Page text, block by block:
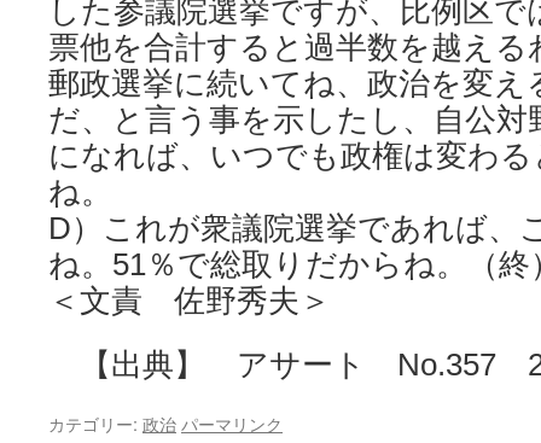
した参議院選挙ですが、比例区で
票他を合計すると過半数を越え
郵政選挙に続いてね、政治を変
だ、と言う事を示したし、自公
になれば、いつでも政権は変わ
ね。
D）これが衆議院選挙であれば、
ね。51％で総取りだからね。（終
＜文責 佐野秀夫＞
【出典】 アサート No.357
カテゴリー: 政治 パーマリンク